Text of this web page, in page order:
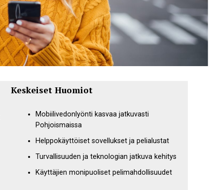
Keskeiset Huomiot
Mobiilivedonlyönti kasvaa jatkuvasti
Pohjoismaissa
Helppokäyttöiset sovellukset ja pelialustat
Turvallisuuden ja teknologian jatkuva kehitys
Käyttäjien monipuoliset pelimahdollisuudet